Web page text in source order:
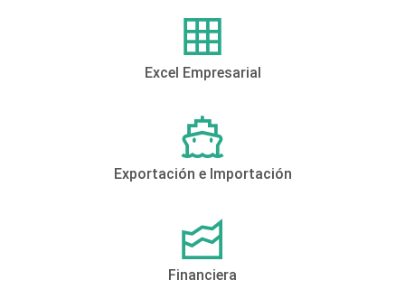
Excel Empresarial
Exportación e Importación
Financiera